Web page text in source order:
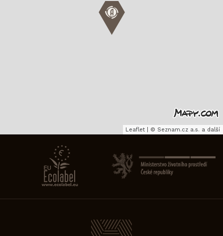
Leaflet © Seznam.cz a.s. a další